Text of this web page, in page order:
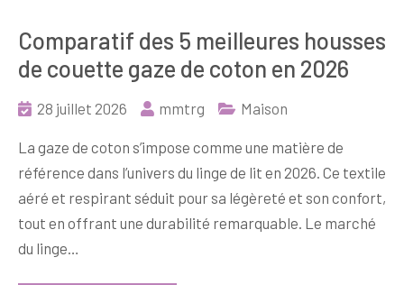
Comparatif des 5 meilleures housses
de couette gaze de coton en 2026
28 juillet 2026 mmtrg Maison
La gaze de coton s’impose comme une matière de
référence dans l’univers du linge de lit en 2026. Ce textile
aéré et respirant séduit pour sa légèreté et son confort,
tout en offrant une durabilité remarquable. Le marché
du linge…